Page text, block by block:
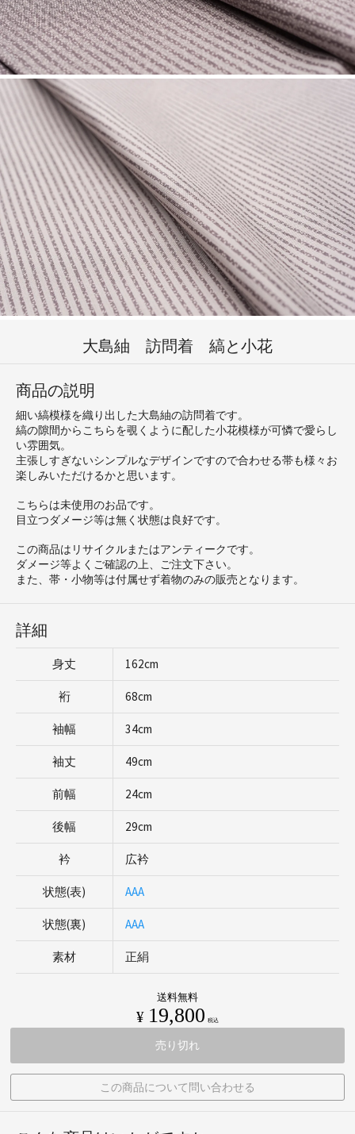
大島紬 訪問着 縞と小花
商品の説明
細い縞模様を織り出した大島紬の訪問着です。
縞の隙間からこちらを覗くように配した小花模様が可憐で愛らし
い雰囲気。
主張しすぎないシンプルなデザインですので合わせる帯も様々お
楽しみいただけるかと思います。
こちらは未使用のお品です。
目立つダメージ等は無く状態は良好です。
この商品はリサイクルまたはアンティークです。
ダメージ等よくご確認の上、ご注文下さい。
また、帯・小物等は付属せず着物のみの販売となります。
詳細
身丈 162cm
裄 68cm
袖幅 34cm
袖丈 49cm
前幅 24cm
後幅 29cm
衿 広衿
状態(表) AAA
状態(裏) AAA
素材 正絹
送料無料
¥ 19,800 税込
売り切れ
この商品について問い合わせる